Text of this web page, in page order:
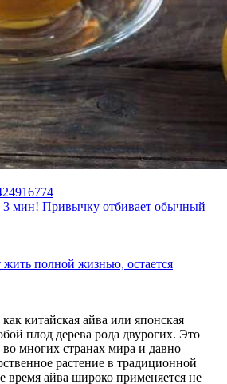
3 мин! Привычку отбивает обычный
жить полной жизнью, остается
китайская айва или японская
плод дерева рода двурогих. Это
во многих странах мира и давно
растение в традиционной
время айва широко применяется не